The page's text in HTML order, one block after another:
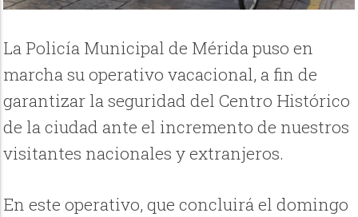
La Policía Municipal de Mérida puso en
marcha su operativo vacacional, a fin de
garantizar la seguridad del Centro Histórico
de la ciudad ante el incremento de nuestros
visitantes nacionales y extranjeros.
En este operativo, que concluirá el domingo